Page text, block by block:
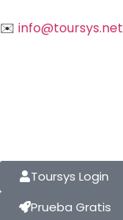
✉️ info@toursys.net
Toursys Login
Prueba Gratis